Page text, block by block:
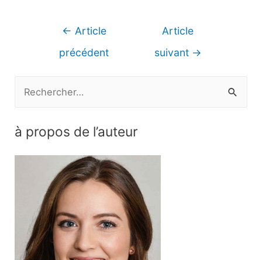
Navigation
← Article
précédent
Article
suivant →
h
à propos de l’auteur